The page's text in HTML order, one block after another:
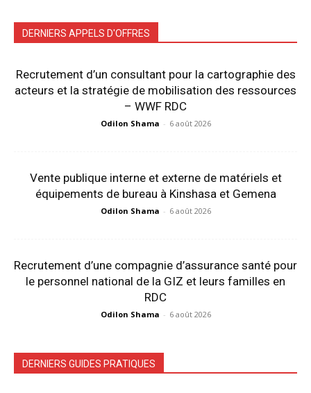
DERNIERS APPELS D'OFFRES
Recrutement d’un consultant pour la cartographie des
acteurs et la stratégie de mobilisation des ressources
– WWF RDC
Odilon Shama - 6 août 2026
Vente publique interne et externe de matériels et
équipements de bureau à Kinshasa et Gemena
Odilon Shama - 6 août 2026
Recrutement d’une compagnie d’assurance santé pour
le personnel national de la GIZ et leurs familles en
RDC
Odilon Shama - 6 août 2026
DERNIERS GUIDES PRATIQUES